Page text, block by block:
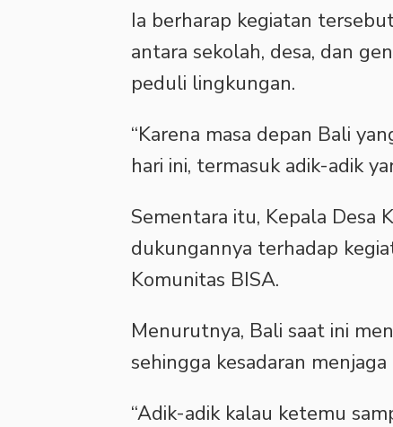
‎Ia berharap kegiatan
antara sekolah, desa, dan
peduli lingkungan.
‎“Karena masa depan Bali
hari ini, termasuk adik-adik
‎Sementara itu, Kepala Desa
dukungannya terhadap
Komunitas BISA.
‎Menurutnya, Bali saat ini
sehingga kesadaran
‎“Adik-adik kalau ketemu